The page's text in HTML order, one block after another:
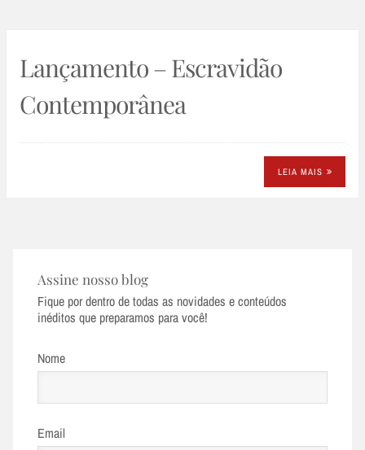
Lançamento – Escravidão
Contemporânea
LEIA MAIS
Assine nosso blog
Fique por dentro de todas as novidades e conteúdos
inéditos que preparamos para você!
Nome
Email